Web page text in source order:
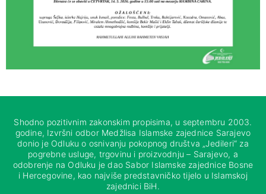
Shodno pozitivnim zakonskim propisima, u septembru 2003.
godine, Izvršni odbor Medžlisa Islamske zajednice Sarajevo
donio je Odluku o osnivanju pokopnog društva „Jedileri“ za
pogrebne usluge, trgovinu i proizvodnju – Sarajevo, a
odobrenje na Odluku je dao Sabor Islamske zajednice Bosne
i Hercegovine, kao najviše predstavničko tijelo u Islamskoj
zajednici BiH.